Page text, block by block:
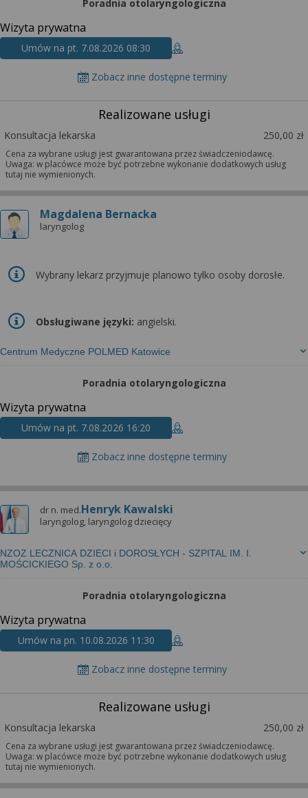
Poradnia otolaryngologiczna
Wizyta prywatna
Umów na pt. 7.08.2026 08:30
Zobacz inne dostępne terminy
Realizowane usługi
Konsultacja lekarska 250,00 zł
Cena za wybrane usługi jest gwarantowana przez świadczeniodawcę.
Uwaga: w placówce może być potrzebne wykonanie dodatkowych usług
tutaj nie wymienionych.
Magdalena Bernacka
laryngolog
Centrum Medyczne POLMED Katowice
Wybrany lekarz przyjmuje planowo tylko osoby dorosłe.
Obsługiwane języki: angielski.
Poradnia otolaryngologiczna
Wizyta prywatna
Umów na pt. 7.08.2026 16:20
Zobacz inne dostępne terminy
dr n. med.Henryk Kawalski
laryngolog, laryngolog dziecięcy
NZOZ LECZNICA DZIECI i DOROSŁYCH - SZPITAL IM. I.
MOŚCICKIEGO Sp. z o.o.
Poradnia otolaryngologiczna
Wizyta prywatna
Umów na pn. 10.08.2026 11:30
Zobacz inne dostępne terminy
Realizowane usługi
Konsultacja lekarska 250,00 zł
Cena za wybrane usługi jest gwarantowana przez świadczeniodawcę.
Uwaga: w placówce może być potrzebne wykonanie dodatkowych usług
tutaj nie wymienionych.
danych tylko w niektórych celach. Jeżeli chcesz
dowiedzieć się więcej lub chcesz przeprowadzić
za pomocą „Ustawień zaawansowanych”.
Więcej informacji na temat wykorzystywania
narzędzi zewnętrznych w naszym serwisie
znajdziesz w Regulaminie Serwisu.